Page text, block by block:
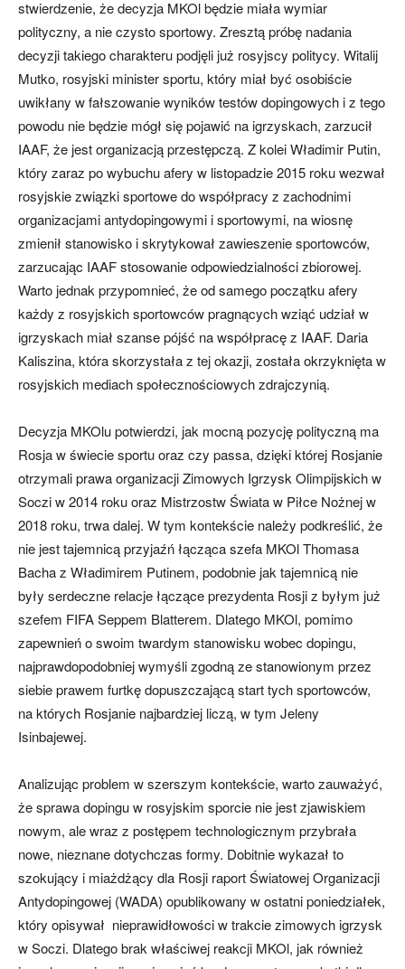
stwierdzenie, że decyzja MKOl będzie miała wymiar
polityczny, a nie czysto sportowy. Zresztą próbę nadania
decyzji takiego charakteru podjęli już rosyjscy politycy. Witalij
Mutko, rosyjski minister sportu, który miał być osobiście
uwikłany w fałszowanie wyników testów dopingowych i z tego
powodu nie będzie mógł się pojawić na igrzyskach, zarzucił
IAAF, że jest organizacją przestępczą. Z kolei Władimir Putin,
który zaraz po wybuchu afery w listopadzie 2015 roku wezwał
rosyjskie związki sportowe do współpracy z zachodnimi
organizacjami antydopingowymi i sportowymi, na wiosnę
zmienił stanowisko i skrytykował zawieszenie sportowców,
zarzucając IAAF stosowanie odpowiedzialności zbiorowej.
Warto jednak przypomnieć, że od samego początku afery
każdy z rosyjskich sportowców pragnących wziąć udział w
igrzyskach miał szanse pójść na współpracę z IAAF. Daria
Kaliszina, która skorzystała z tej okazji, została okrzyknięta w
rosyjskich mediach społecznościowych zdrajczynią.
Decyzja MKOlu potwierdzi, jak mocną pozycję polityczną ma
Rosja w świecie sportu oraz czy passa, dzięki której Rosjanie
otrzymali prawa organizacji Zimowych Igrzysk Olimpijskich w
Soczi w 2014 roku oraz Mistrzostw Świata w Piłce Nożnej w
2018 roku, trwa dalej. W tym kontekście należy podkreślić, że
nie jest tajemnicą przyjaźń łącząca szefa MKOl Thomasa
Bacha z Władimirem Putinem, podobnie jak tajemnicą nie
były serdeczne relacje łączące prezydenta Rosji z byłym już
szefem FIFA Seppem Blatterem. Dlatego MKOl, pomimo
zapewnień o swoim twardym stanowisku wobec dopingu,
najprawdopodobniej wymyśli zgodną ze stanowionym przez
siebie prawem furtkę dopuszczającą start tych sportowców,
na których Rosjanie najbardziej liczą, w tym Jeleny
Isinbajewej.
Analizując problem w szerszym kontekście, warto zauważyć,
że sprawa dopingu w rosyjskim sporcie nie jest zjawiskiem
nowym, ale wraz z postępem technologicznym przybrała
nowe, nieznane dotychczas formy. Dobitnie wykazał to
szokujący i miażdżący dla Rosji raport Światowej Organizacji
Antydopingowej (WADA) opublikowany w ostatni poniedziałek,
który opisywał nieprawidłowości w trakcie zimowych igrzysk
w Soczi. Dlatego brak właściwej reakcji MKOl, jak również